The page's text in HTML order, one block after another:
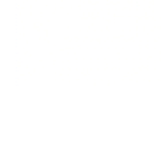
“Kehadiran monumen
dari besar kecil tempatnya, tetapi
dibangun di tengah permukiman,
melihatnya akan selalu diingatkan
satu, tidak ada perbedaan di antara
Nasaruddin berharap Gerbang
Makassar menjadi ikon persatuan
lain sehingga monumen serupa
kabupaten dan kota sebagai simbol